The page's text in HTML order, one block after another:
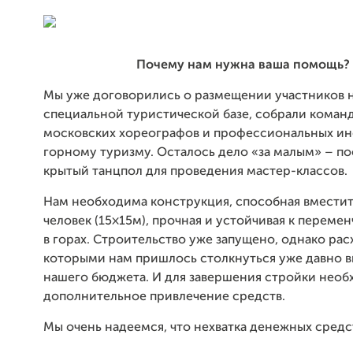
Почему нам нужна ваша помощь?
Мы уже договорились о размещении участников
специальной туристической базе, собрали
московских хореографов и профессиональных
горному туризму. Осталось дело «за малым» –
крытый танцпол для проведения мастер-классов.
Нам необходима конструкция, способная
человек (15×15м), прочная и устойчивая к
в горах. Строительство уже запущено, однако
которыми нам пришлось столкнуться уже давно
нашего бюджета. И для завершения стройки
дополнительное привлечение средств.
Мы очень надеемся, что нехватка денежных